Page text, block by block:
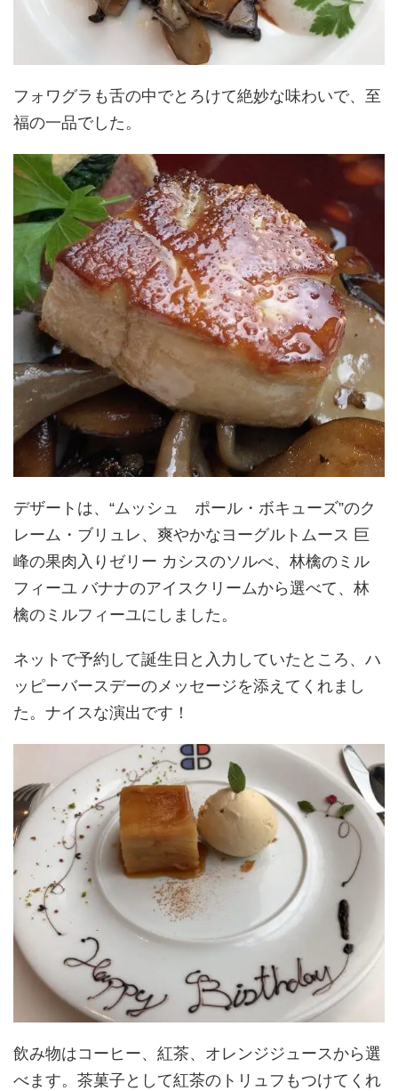
フォワグラも舌の中でとろけて絶妙な味わいで、至
福の一品でした。
デザートは、“ムッシュ ポール・ボキューズ”のク
レーム・ブリュレ、爽やかなヨーグルトムース 巨
峰の果肉入りゼリー カシスのソルべ、林檎のミル
フィーユ バナナのアイスクリームから選べて、林
檎のミルフィーユにしました。
ネットで予約して誕生日と入力していたところ、ハ
ッピーバースデーのメッセージを添えてくれまし
た。ナイスな演出です！
飲み物はコーヒー、紅茶、オレンジジュースから選
べます。茶菓子として紅茶のトリュフもつけてくれ